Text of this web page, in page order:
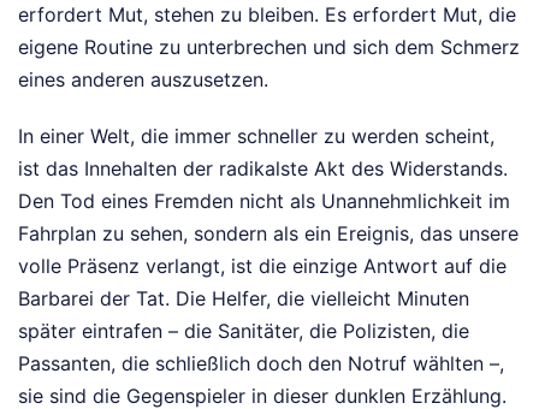
erfordert Mut, stehen zu bleiben. Es erfordert Mut, die
eigene Routine zu unterbrechen und sich dem Schmerz
eines anderen auszusetzen.
In einer Welt, die immer schneller zu werden scheint,
ist das Innehalten der radikalste Akt des Widerstands.
Den Tod eines Fremden nicht als Unannehmlichkeit im
Fahrplan zu sehen, sondern als ein Ereignis, das unsere
volle Präsenz verlangt, ist die einzige Antwort auf die
Barbarei der Tat. Die Helfer, die vielleicht Minuten
später eintrafen – die Sanitäter, die Polizisten, die
Passanten, die schließlich doch den Notruf wählten –,
sie sind die Gegenspieler in dieser dunklen Erzählung.